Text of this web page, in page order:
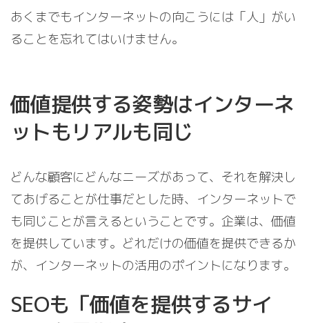
あくまでもインターネットの向こうには「人」がい
ることを忘れてはいけません。
価値提供する姿勢はインターネ
ットもリアルも同じ
どんな顧客にどんなニーズがあって、それを解決し
てあげることが仕事だとした時、インターネットで
も同じことが言えるということです。企業は、価値
を提供しています。どれだけの価値を提供できるか
が、インターネットの活用のポイントになります。
SEOも「価値を提供するサイ